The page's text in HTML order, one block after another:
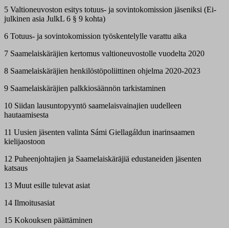
5 Valtioneuvoston esitys totuus- ja sovintokomission jäseniksi (Ei-
julkinen asia JulkL 6 § 9 kohta)
6 Totuus- ja sovintokomission työskentelylle varattu aika
7 Saamelaiskäräjien kertomus valtioneuvostolle vuodelta 2020
8 Saamelaiskäräjien henkilöstöpoliittinen ohjelma 2020-2023
9 Saamelaiskäräjien palkkiosäännön tarkistaminen
10 Siidan lausuntopyyntö saamelaisvainajien uudelleen
hautaamisesta
11 Uusien jäsenten valinta Sámi Giellagáldun inarinsaamen
kielijaostoon
12 Puheenjohtajien ja Saamelaiskäräjiä edustaneiden jäsenten
katsaus
13 Muut esille tulevat asiat
14 Ilmoitusasiat
15 Kokouksen päättäminen